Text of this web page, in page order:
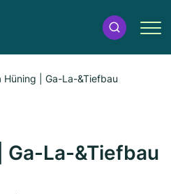
Hüning | Ga-La-&Tiefbau
Ga-La-&Tiefbau